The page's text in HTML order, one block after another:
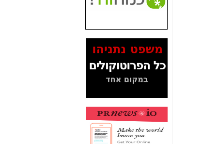
בכלל תמורה עבור
שנתנו לסלקום? -כאן
המסמכים בנושא בזק-
Yes (תיק 4000)
מוכיחים "תפירת תיק"
לאיש הלא נכון! -כאן
המוסתרים מהציבור:
האם ביבי כשר
תקשורת עזר לקב'
בזק? -כאן
מה מקור ה-Fake